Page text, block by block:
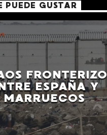
PUEDE GUSTAR
FRONTERIZO
ESPAÑA Y
MARRUECOS